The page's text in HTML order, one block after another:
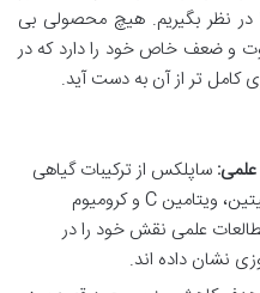
نظر بگیریم. هیچ محصولی بی
و ضعف خاص خود را دارد که در
کامل تر از آن به دست آید.
ساپلکس از ترکیبات گیاهی
مانند قهوه سبز، به همراه ال-کارنیتین، ویتامین C و کرومیوم
علمی نقش خود را در
نشان داده اند.